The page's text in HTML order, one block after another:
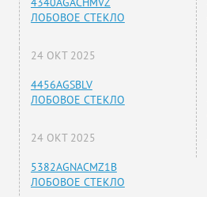
ЛОБОВОЕ СТЕКЛО
24 ОКТ 2025
4456AGSBLV
ЛОБОВОЕ СТЕКЛО
24 ОКТ 2025
5382AGNACMZ1B
ЛОБОВОЕ СТЕКЛО